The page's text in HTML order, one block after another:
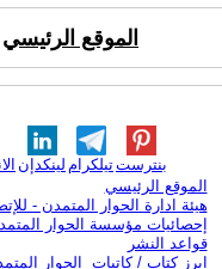
الموقع الرئيسي
لينكدإن تيلكرامبنترست
الموقع الرئيسي
هيئة ادارة الحوار المتمدن -
إحصائيات مؤسسة الحوار
قواعد النشر
ابرز كتاب / كاتبات الحوار